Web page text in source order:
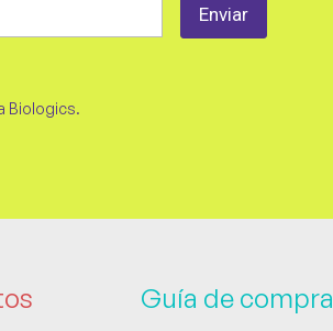
Biologics.
Guía de compra